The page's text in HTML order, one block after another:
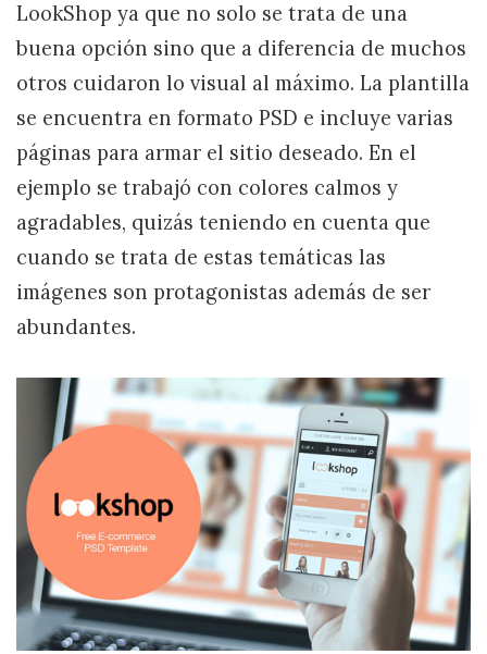
LookShop ya que no solo se trata de una
buena opción sino que a diferencia de muchos
otros cuidaron lo visual al máximo. La plantilla
se encuentra en formato PSD e incluye varias
páginas para armar el sitio deseado. En el
ejemplo se trabajó con colores calmos y
agradables, quizás teniendo en cuenta que
cuando se trata de estas temáticas las
imágenes son protagonistas además de ser
abundantes.